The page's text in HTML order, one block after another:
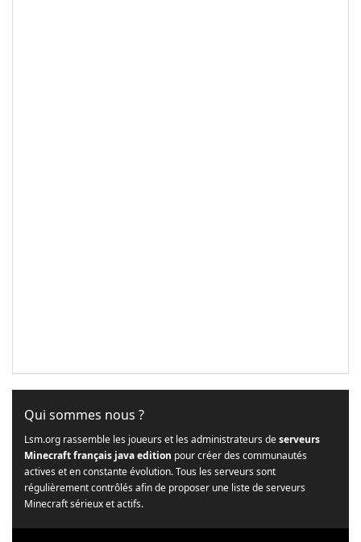
Qui sommes nous ?
Lsm.org rassemble les joueurs et les administrateurs deserveurs
Minecraft français java edition pour créer des communautés
actives et en constante évolution. Tous les serveurs sont
régulièrement contrôlés afin de proposer une liste de serveurs
Minecraft sérieux et actifs.